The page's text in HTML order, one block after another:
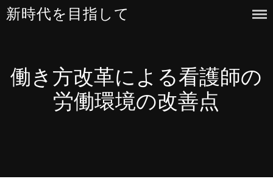
Skip
新時代を目指して
働き方改革による看護師の
労働環境の改善点